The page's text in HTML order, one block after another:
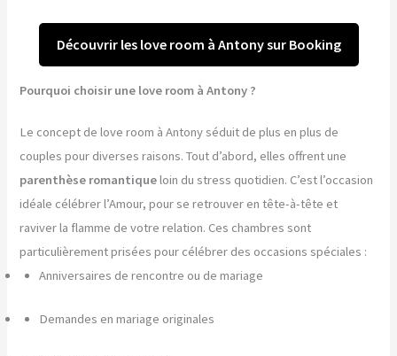
Découvrir les love room à Antony sur Booking
Pourquoi choisir une love room à Antony ?
Le concept de love room à Antony séduit de plus en plus de
couples pour diverses raisons. Tout d’abord, elles offrent une
parenthèse romantiqueloin du stress quotidien. C’est l’occasion
idéale célébrer l’Amour, pour se retrouver en tête-à-tête et
raviver la flamme de votre relation. Ces chambres sont
particulièrement prisées pour célébrer des occasions spéciales :
Anniversaires de rencontre ou de mariage
Demandes en mariage originales